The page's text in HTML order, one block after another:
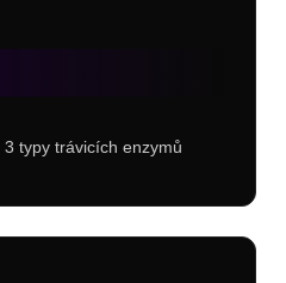
typy trávicích enzymů